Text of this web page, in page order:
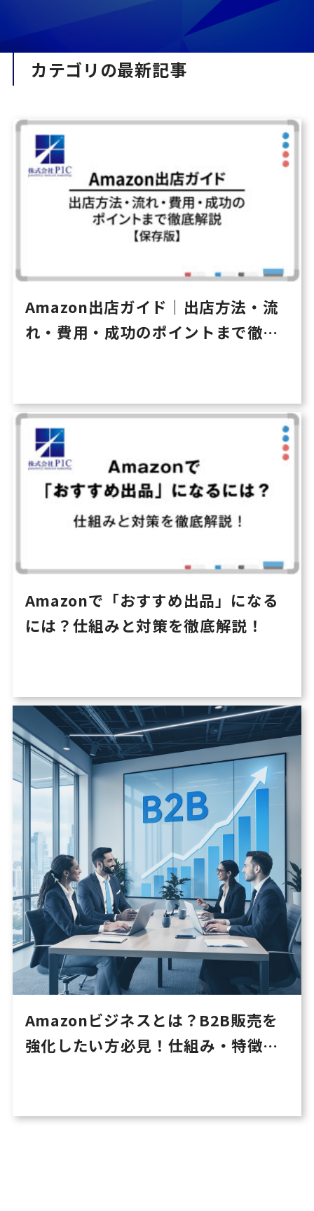
カテゴリの最新記事
Amazon出店ガイド｜出店方法・流
れ・費用・成功のポイントまで徹底
Amazonで「おすすめ出品」になる
には？仕組みと対策を徹底解説！
Amazonビジネスとは？B2B販売を
強化したい方必見！仕組み・特徴・